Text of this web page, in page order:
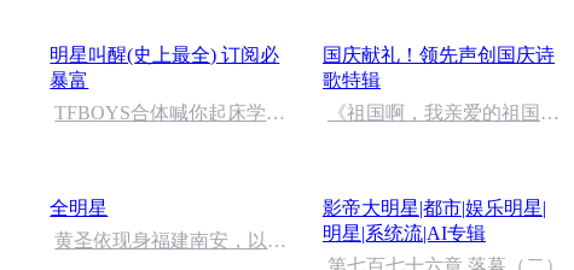
明星叫醒(史上最全) 订阅必
暴富
TFBOYS合体喊你起床学霸
国庆献礼！领先声创国庆诗
歌特辑
《祖国啊，我亲爱的祖国》
全明星
黄圣依现身福建南安，以全
影帝大明星|都市|娱乐明星|
明星|系统流|AI专辑